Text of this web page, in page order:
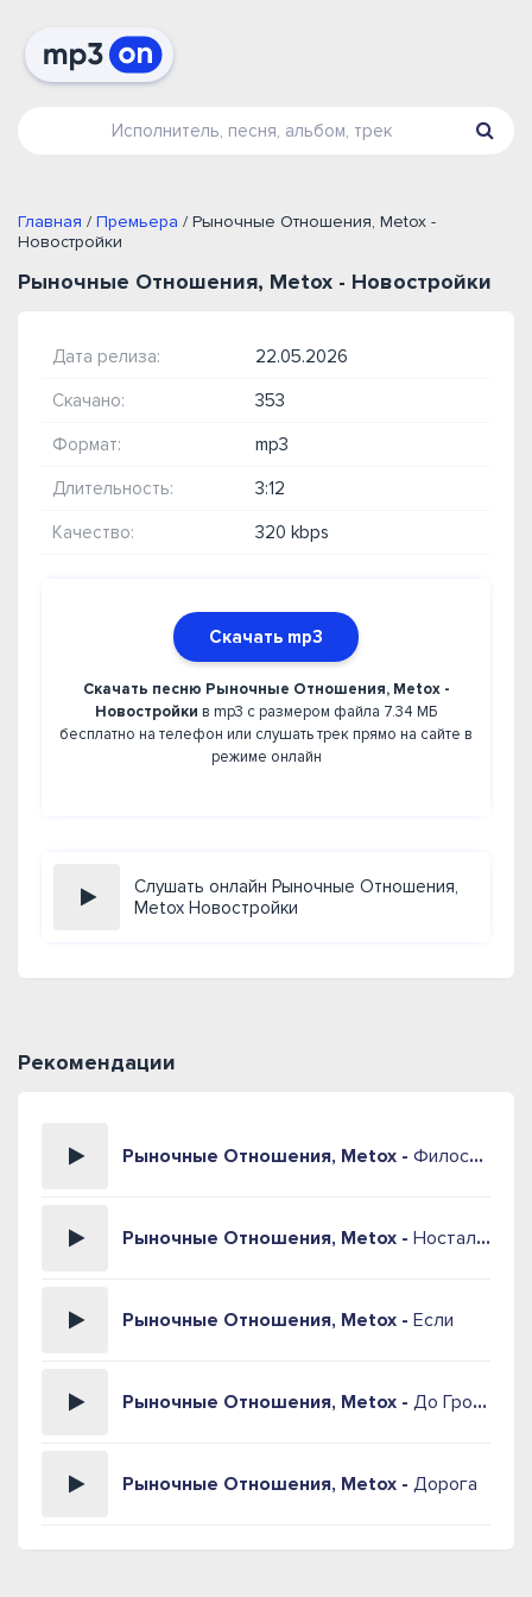
Главная / Премьера / Рыночные Отношения, Metox -
Новостройки
Рыночные Отношения, Metox - Новостройки
Дата релиза: 22.05.2026
Скачано: 353
Формат: mp3
Длительность: 3:12
Качество: 320 kbps
Скачать mp3
Скачать песню Рыночные Отношения, Metox -
Новостройки в mp3 с размером файла 7.34 МБ
бесплатно на телефон или слушать трек прямо на сайте в
режиме онлайн
Слушать онлайн Рыночные Отношения,
Metox Новостройки
Рекомендации
Рыночные Отношения, Metox - Философия
Рыночные Отношения, Metox - Ностальгия
Рыночные Отношения, Metox - Если
Рыночные Отношения, Metox - До Гроба
Рыночные Отношения, Metox - Дорога